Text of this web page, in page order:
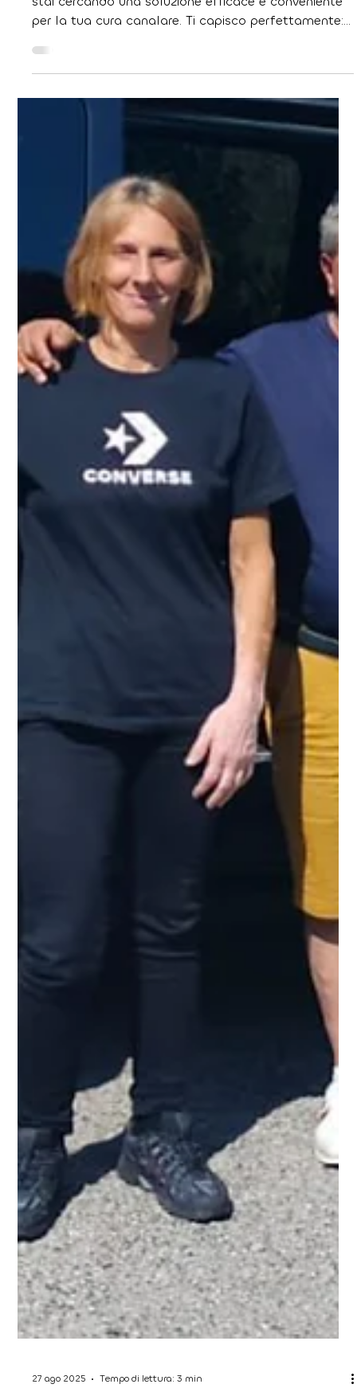
28 feb Tempo di lettura: 4 min
Prezzi cura canalare Croazia: Guida
ai costi
Se stai leggendo questo articolo, probabilmente
stai cercando una soluzione efficace e conveniente
per la tua cura canalare. Ti capisco perfettamente:
soprattutto quando i preventivi in Italia sembrano
troppo alti.